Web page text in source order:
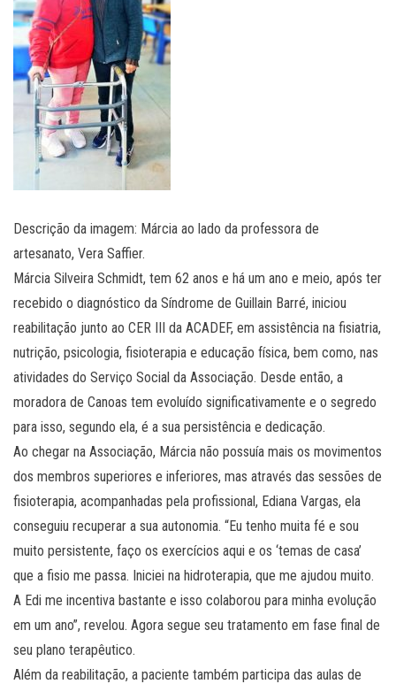
Descrição da imagem: Márcia ao lado da professora de
artesanato, Vera Saffier.
Márcia Silveira Schmidt, tem 62 anos e há um ano e meio, após ter
recebido o diagnóstico da Síndrome de Guillain Barré, iniciou
reabilitação junto ao CER III da ACADEF, em assistência na fisiatria,
nutrição, psicologia, fisioterapia e educação física, bem como, nas
atividades do Serviço Social da Associação. Desde então, a
moradora de Canoas tem evoluído significativamente e o segredo
para isso, segundo ela, é a sua persistência e dedicação.
Ao chegar na Associação, Márcia não possuía mais os movimentos
dos membros superiores e inferiores, mas através das sessões de
fisioterapia, acompanhadas pela profissional, Ediana Vargas, ela
conseguiu recuperar a sua autonomia. “Eu tenho muita fé e sou
muito persistente, faço os exercícios aqui e os ‘temas de casa’
que a fisio me passa. Iniciei na hidroterapia, que me ajudou muito.
A Edi me incentiva bastante e isso colaborou para minha evolução
em um ano”, revelou. Agora segue seu tratamento em fase final de
seu plano terapêutico.
Além da reabilitação, a paciente também participa das aulas de